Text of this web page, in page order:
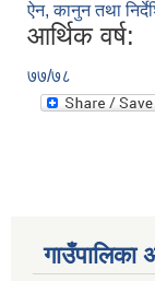
ऐन, कानुन तथा
आर्थिक वर्ष:
७७/७८
गाउँपालिका